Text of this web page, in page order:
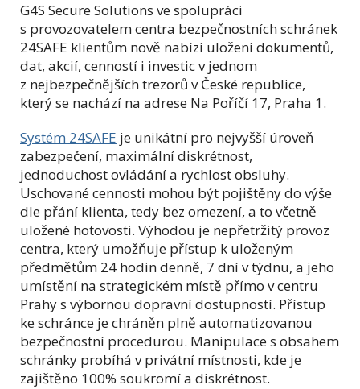
G4S Secure Solutions ve spolupráci
s provozovatelem centra bezpečnostních schránek
24SAFE klientům nově nabízí uložení dokumentů,
dat, akcií, cenností i investic v jednom
z nejbezpečnějších trezorů v České republice,
který se nachází na adrese Na Poříčí 17, Praha 1.
Systém 24SAFE je unikátní pro nejvyšší úroveň
zabezpečení, maximální diskrétnost,
jednoduchost ovládání a rychlost obsluhy.
Uschované cennosti mohou být pojištěny do výše
dle přání klienta, tedy bez omezení, a to včetně
uložené hotovosti. Výhodou je nepřetržitý provoz
centra, který umožňuje přístup k uloženým
předmětům 24 hodin denně, 7 dní v týdnu, a jeho
umístění na strategickém místě přímo v centru
Prahy s výbornou dopravní dostupností. Přístup
ke schránce je chráněn plně automatizovanou
bezpečnostní procedurou. Manipulace s obsahem
schránky probíhá v privátní místnosti, kde je
zajištěno 100% soukromí a diskrétnost.